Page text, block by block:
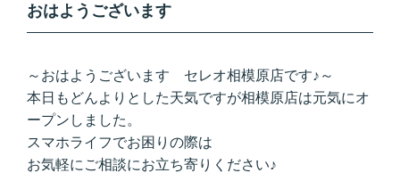
おはようございます
～おはようございます セレオ相模原店です♪～
本日もどんよりとした天気ですが相模原店は元気にオ
ープンしました。
スマホライフでお困りの際は
お気軽にご相談にお立ち寄りください♪